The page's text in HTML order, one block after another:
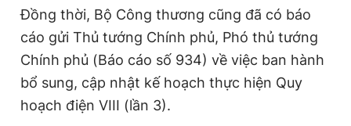
Đồng thời, Bộ Công thương cũng đã có báo
cáo gửi Thủ tướng Chính phủ, Phó thủ tướng
Chính phủ (Báo cáo số 934) về việc ban hành
bổ sung, cập nhật kế hoạch thực hiện Quy
hoạch điện VIII (lần 3).